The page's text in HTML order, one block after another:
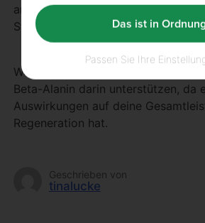
andere, jedoch sollte das Kribbeln
Stunde wieder abklingen.
Wenn du dein Training verbessern
Beta-Alanin darin unterstützen, da
Auswirkungen auf deine
Regeneration hat.
Geschrieben von
tinalucke
Passen Sie Ihre
Das ist in